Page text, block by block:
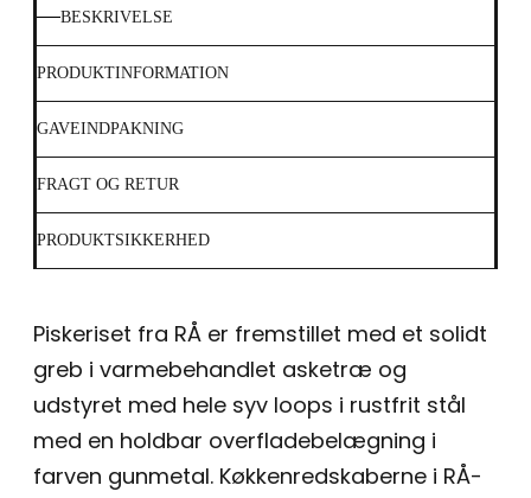
BESKRIVELSE
PRODUKTINFORMATION
GAVEINDPAKNING
FRAGT OG RETUR
PRODUKTSIKKERHED
Piskeriset fra RÅ er fremstillet med et solidt
greb i varmebehandlet asketræ og
udstyret med hele syv loops i rustfrit stål
med en holdbar overfladebelægning i
farven gunmetal. Køkkenredskaberne i RÅ-